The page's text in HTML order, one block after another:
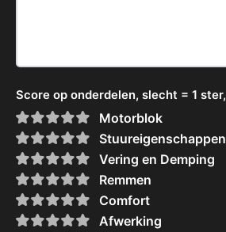
Score op onderdelen, slecht = 1
Motorblok
Stuureigenschappen
Vering en Demping
Remmen
Comfort
Afwerking